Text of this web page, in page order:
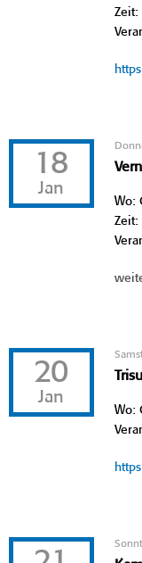
Zeit:
18
Jan
Wo:
Zeit:
20
Jan
Wo: